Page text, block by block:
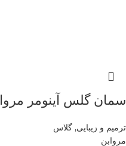
سمان گلس آینومر مروا
ترمیم و زیبایی, گلاس
مروابن